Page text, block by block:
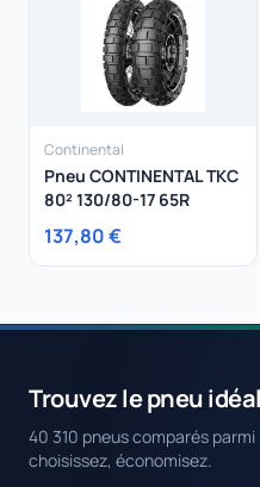
Continental
Pneu CONTINENTAL TKC
80² 130/80-17 65R
137,80 €
Trouvez le pneu
40 310 pneus comparés parmi
choisissez, économisez.